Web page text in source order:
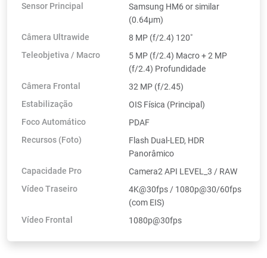
Sensor Principal
Samsung HM6 or similar
(0.64µm)
Câmera Ultrawide
8 MP (f/2.4) 120˚
Teleobjetiva / Macro
5 MP (f/2.4) Macro + 2 MP
(f/2.4) Profundidade
Câmera Frontal
32 MP (f/2.45)
Estabilização
OIS Física (Principal)
Foco Automático
PDAF
Recursos (Foto)
Flash Dual-LED, HDR
Panorâmico
Capacidade Pro
Camera2 API LEVEL_3 / RAW
Vídeo Traseiro
4K@30fps / 1080p@30/60fps
(com EIS)
Vídeo Frontal
1080p@30fps